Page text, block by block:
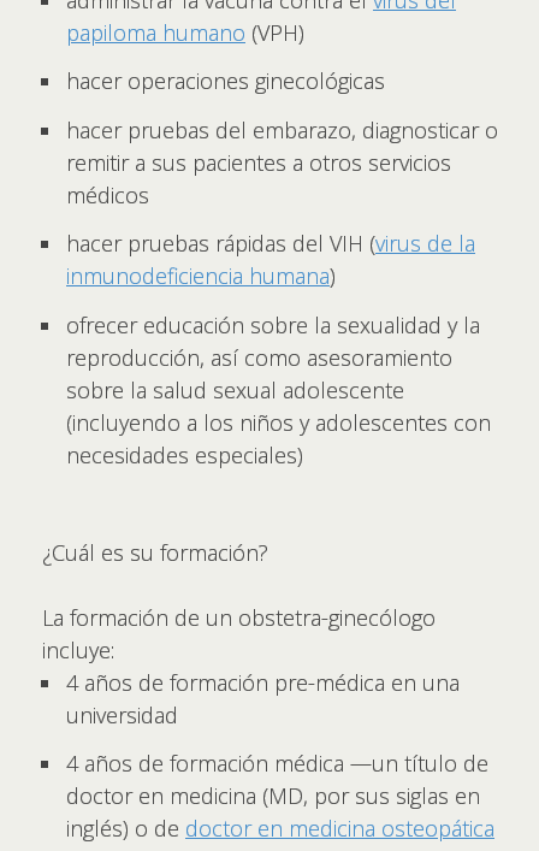
papiloma humano (VPH)
hacer operaciones ginecológicas
hacer pruebas del embarazo, diagnosticar o
remitir a sus pacientes a otros servicios
médicos
hacer pruebas rápidas del VIH (virus de la
inmunodeficiencia humana)
ofrecer educación sobre la sexualidad y la
reproducción, así como asesoramiento
sobre la salud sexual adolescente
(incluyendo a los niños y adolescentes con
necesidades especiales)
¿Cuál es su formación?
La formación de un obstetra-ginecólogo
incluye:
4 años de formación pre-médica en una
universidad
4 años de formación médica —un título de
doctor en medicina (MD, por sus siglas en
inglés) o de doctor en medicina osteopática